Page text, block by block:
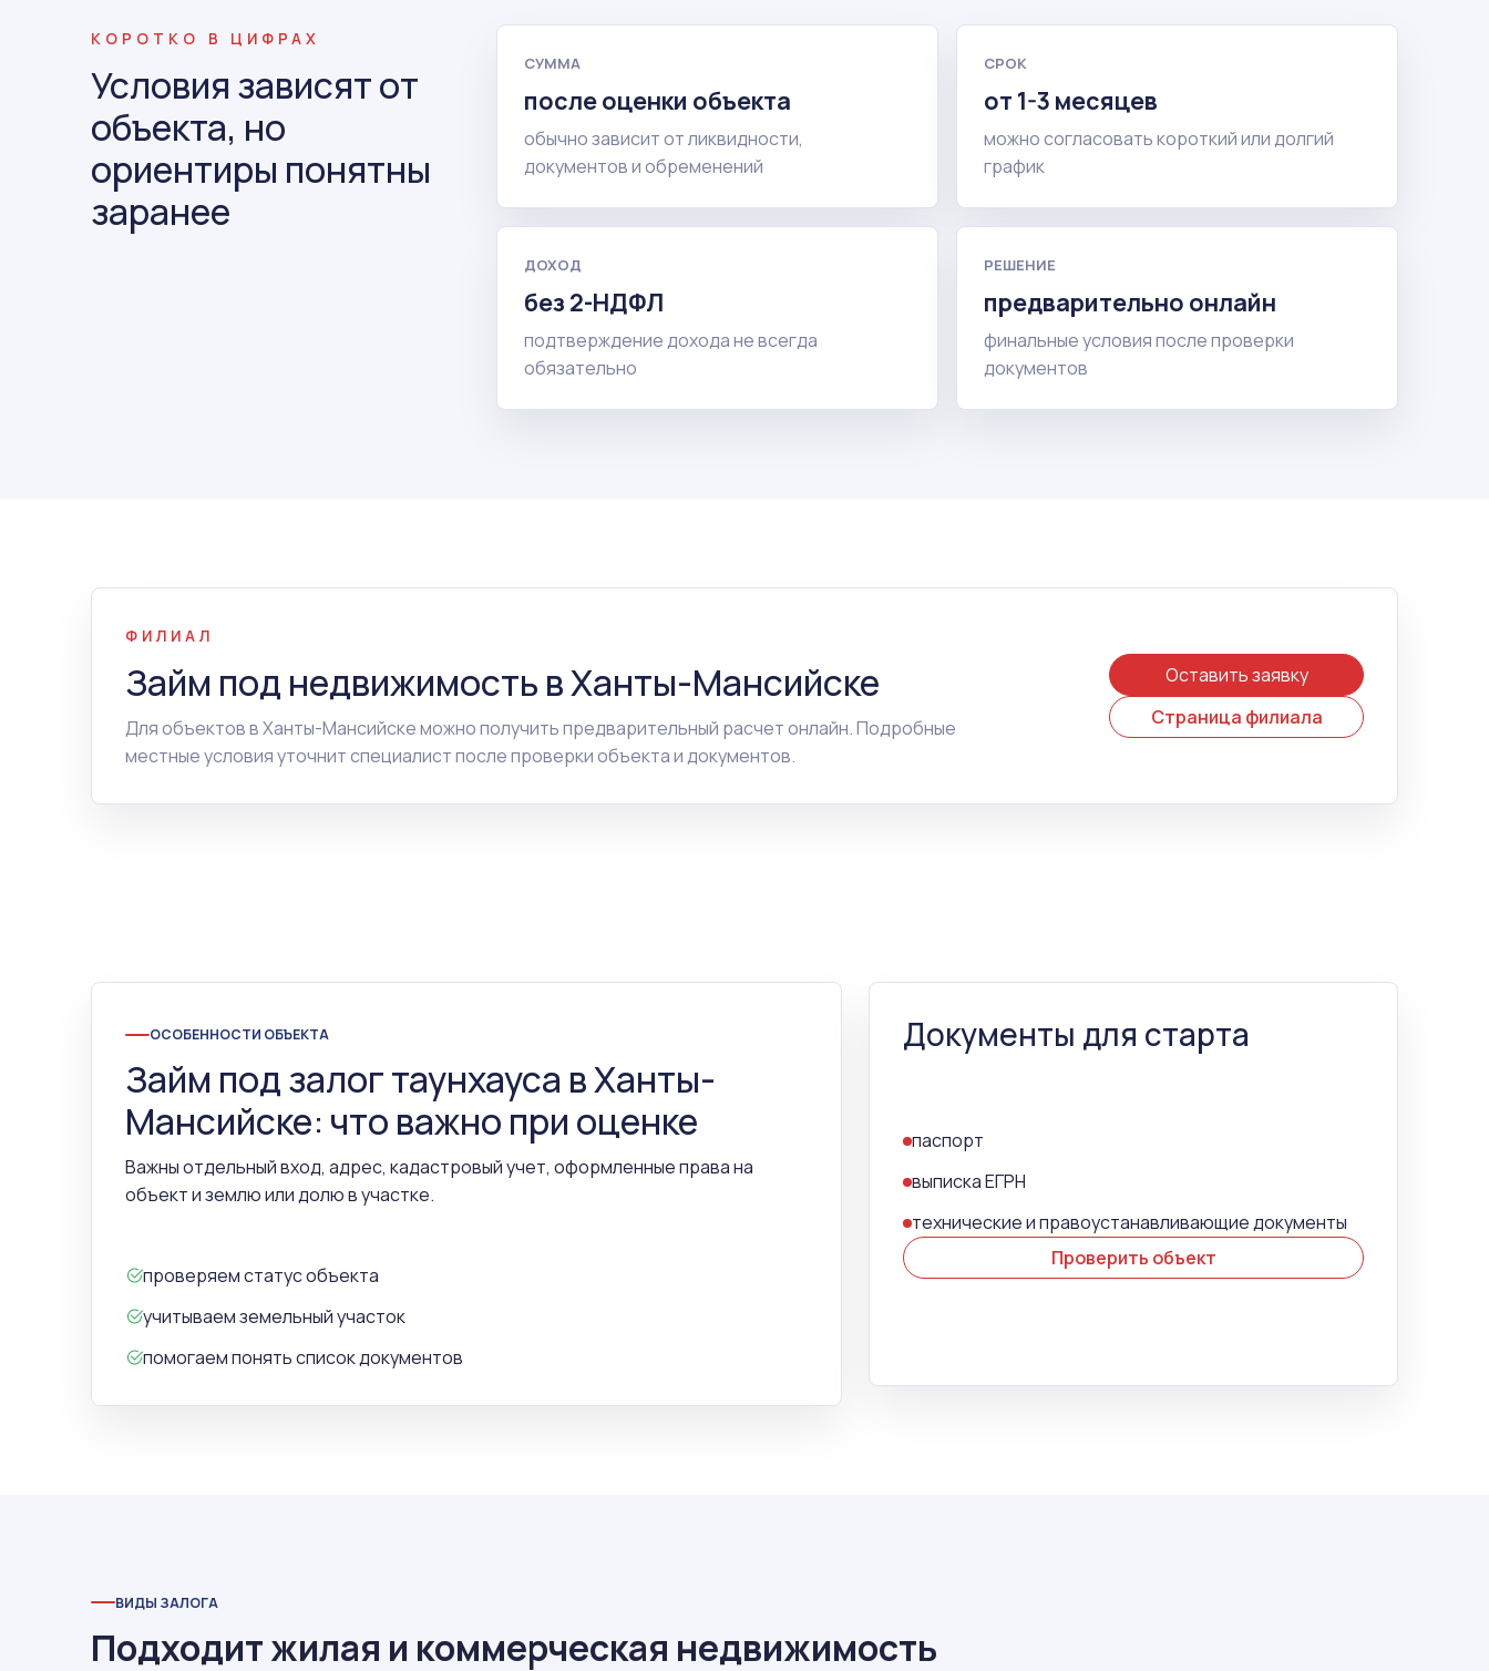
КОРОТКО В ЦИФРАХ
Условия зависят от
объекта, но
ориентиры понятны
заранее
СУММА
после оценки объекта
обычно зависит от ликвидности,
документов и обременений
СРОК
от 1-3 месяцев
можно согласовать короткий или долгий
график
ДОХОД
без 2-НДФЛ
подтверждение дохода не всегда
обязательно
РЕШЕНИЕ
предварительно онлайн
финальные условия после проверки
документов
ФИЛИАЛ
Займ под недвижимость в Ханты-Мансийске
Для объектов в Ханты-Мансийске можно получить предварительный расчет онлайн. Подробные
местные условия уточнит специалист после проверки объекта и документов.
Оставить заявку
Страница филиала
ОСОБЕННОСТИ ОБЪЕКТА
Займ под залог таунхауса в Ханты-
Мансийске: что важно при оценке
Важны отдельный вход, адрес, кадастровый учет, оформленные права на
объект и землю или долю в участке.
проверяем статус объекта
учитываем земельный участок
помогаем понять список документов
Документы для старта
паспорт
выписка ЕГРН
технические и правоустанавливающие документы
Проверить объект
ВИДЫ ЗАЛОГА
Подходит жилая и коммерческая недвижимость